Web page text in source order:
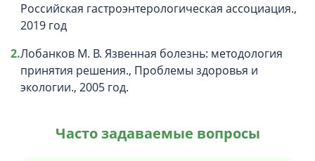
Российская гастроэнтерологическая ассоциация.,
2019 год
Лобанков М. В. Язвенная болезнь: методология
принятия решения., Проблемы здоровья и
экологии., 2005 год.
Часто задаваемые вопросы